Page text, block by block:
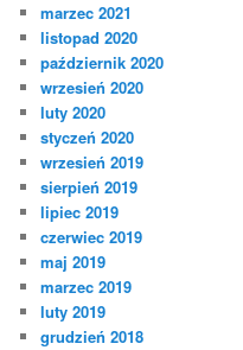
marzec 2021
listopad 2020
październik 2020
wrzesień 2020
luty 2020
styczeń 2020
wrzesień 2019
sierpień 2019
lipiec 2019
czerwiec 2019
maj 2019
marzec 2019
luty 2019
grudzień 2018